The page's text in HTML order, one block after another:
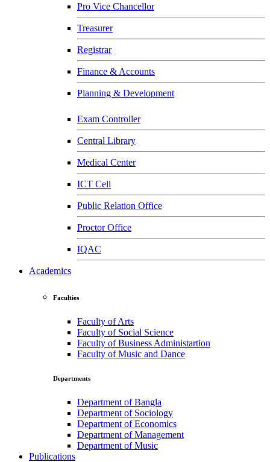
Pro Vice Chancellor
Treasurer
Registrar
Finance & Accounts
Planning & Development
Exam Controller
Central Library
Medical Center
ICT Cell
Public Relation Office
Proctor Office
IQAC
Academics
Faculties
Faculty of Arts
Faculty of Social Science
Faculty of Business Administartion
Faculty of Music and Dance
Departments
Department of Bangla
Department of Sociology
Department of Economics
Department of Management
Department of Music
Publications